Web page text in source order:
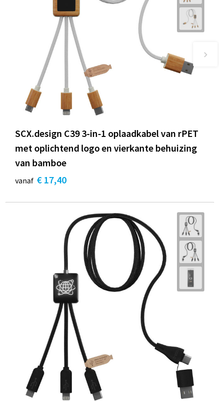
SCX.design C39 3-in-1 oplaadkabel van rPET
met oplichtend logo en vierkante behuizing
van bamboe
vanaf € 17,40